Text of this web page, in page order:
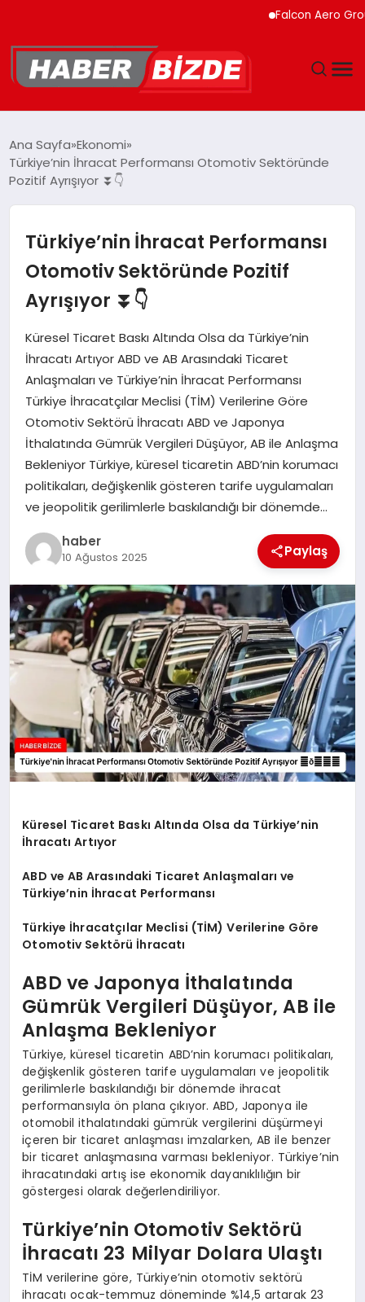
Falcon Aero Group,
YAŞAM
MAGAZIN
SPOR
TEKNOLOJI
Ana Sayfa Ekonomi
Türkiye’nin İhracat Performansı Otomotiv Sektöründe
Pozitif Ayrışıyor ⏬👇
Türkiye’nin İhracat Performansı
Otomotiv Sektöründe Pozitif
Ayrışıyor ⏬👇
Küresel Ticaret Baskı Altında Olsa da Türkiye’nin
İhracatı Artıyor ABD ve AB Arasındaki Ticaret
Anlaşmaları ve Türkiye’nin İhracat Performansı
Türkiye İhracatçılar Meclisi (TİM) Verilerine Göre
Otomotiv Sektörü İhracatı ABD ve Japonya
İthalatında Gümrük Vergileri Düşüyor, AB ile Anlaşma
Bekleniyor Türkiye, küresel ticaretin ABD’nin korumacı
politikaları, değişkenlik gösteren tarife uygulamaları
ve jeopolitik gerilimlerle baskılandığı bir dönemde…
haber
10 Ağustos 2025 Paylaş
Küresel Ticaret Baskı Altında Olsa da Türkiye’nin
İhracatı Artıyor
ABD ve AB Arasındaki Ticaret Anlaşmaları ve
Türkiye’nin İhracat Performansı
Türkiye İhracatçılar Meclisi (TİM) Verilerine Göre
Otomotiv Sektörü İhracatı
ABD ve Japonya İthalatında
Gümrük Vergileri Düşüyor, AB ile
Anlaşma Bekleniyor
Türkiye, küresel ticaretin ABD’nin korumacı politikaları,
değişkenlik gösteren tarife uygulamaları ve jeopolitik
gerilimlerle baskılandığı bir dönemde ihracat
performansıyla ön plana çıkıyor. ABD, Japonya ile
otomobil ithalatındaki gümrük vergilerini düşürmeyi
içeren bir ticaret anlaşması imzalarken, AB ile benzer
bir ticaret anlaşmasına varması bekleniyor. Türkiye’nin
ihracatındaki artış ise ekonomik dayanıklılığın bir
göstergesi olarak değerlendiriliyor.
Türkiye’nin Otomotiv Sektörü
İhracatı 23 Milyar Dolara Ulaştı
TİM verilerine göre, Türkiye’nin otomotiv sektörü
ihracatı ocak-temmuz döneminde %14,5 artarak 23